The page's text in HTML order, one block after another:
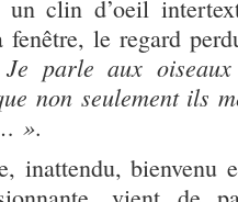
un clin d’oeil
fenêtre, le regard
parle aux
non seulement ils
».
inattendu, bienvenu